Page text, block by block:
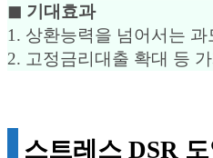
◼︎ 기대효과
1. 상환능력을 넘어서는
2. 고정금리대출 확대 등
스트레스 DSR